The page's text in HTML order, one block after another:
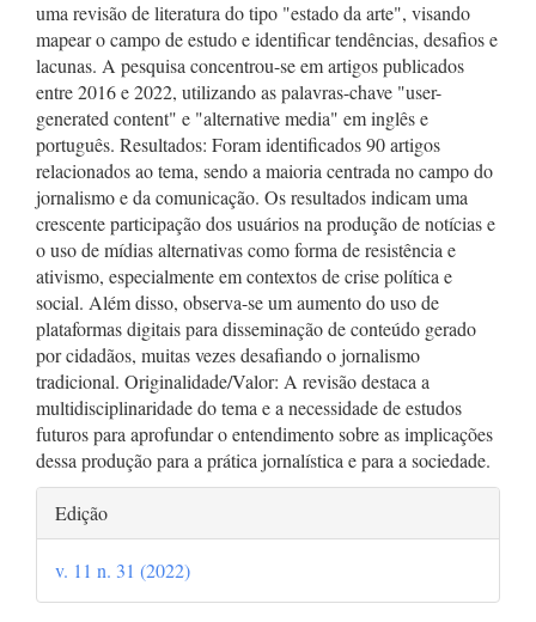
uma revisão de literatura do tipo "estado da arte", visando
mapear o campo de estudo e identificar tendências, desafios e
lacunas. A pesquisa concentrou-se em artigos publicados
entre 2016 e 2022, utilizando as palavras-chave "user-
generated content" e "alternative media" em inglês e
português. Resultados: Foram identificados 90 artigos
relacionados ao tema, sendo a maioria centrada no campo do
jornalismo e da comunicação. Os resultados indicam uma
crescente participação dos usuários na produção de notícias e
o uso de mídias alternativas como forma de resistência e
ativismo, especialmente em contextos de crise política e
social. Além disso, observa-se um aumento do uso de
plataformas digitais para disseminação de conteúdo gerado
por cidadãos, muitas vezes desafiando o jornalismo
tradicional. Originalidade/Valor: A revisão destaca a
multidisciplinaridade do tema e a necessidade de estudos
futuros para aprofundar o entendimento sobre as implicações
dessa produção para a prática jornalística e para a sociedade.
Detalhes
do
artigo
Edição
v. 11 n. 31 (2022)